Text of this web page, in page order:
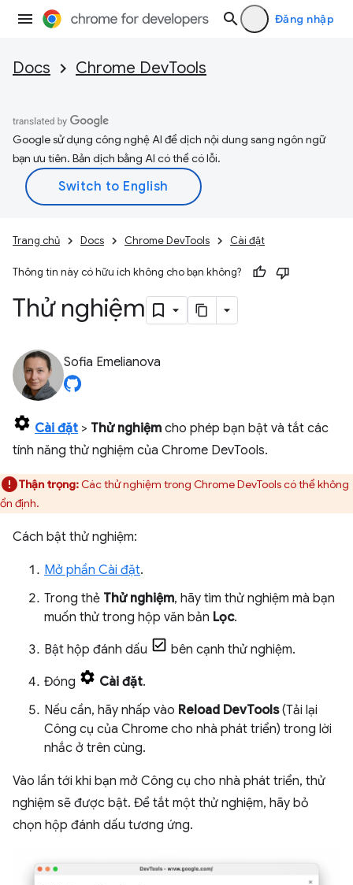
Đăng nhập
Docs Chrome DevTools
Google sử dụng công nghệ AI để dịch nội dung sang ngôn ngữ
bạn ưu tiên. Bản dịch bằng AI có thể có lỗi.
Trang chủ Docs Chrome DevTools Cài đặt
Thông tin này có hữu ích không cho bạn không?
Thử nghiệm
Sofia Emelianova
Cài đặt > Thử nghiệm cho phép bạn bật và tắt các
tính năng thử nghiệm của Chrome DevTools.
Thận trọng:Các thử nghiệm trong Chrome DevTools có thể không
ổn định.
Cách bật thử nghiệm:
Mở phần Cài đặt.
Trong thẻ Thử nghiệm, hãy tìm thử nghiệm mà bạn
muốn thử trong hộp văn bản Lọc.
Bật hộp đánh dấu bên cạnh thử nghiệm.
Đóng Cài đặt.
Nếu cần, hãy nhấp vào Reload DevTools(Tải lại
Công cụ của Chrome cho nhà phát triển) trong lời
nhắc ở trên cùng.
Vào lần tới khi bạn mở Công cụ cho nhà phát triển, thử
nghiệm sẽ được bật. Để tắt một thử nghiệm, hãy bỏ
chọn hộp đánh dấu tương ứng.